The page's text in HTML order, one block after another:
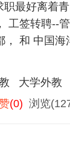
最好离着
工签转聘--
和 中国海
师类工签转
大学外教
(0) 浏览